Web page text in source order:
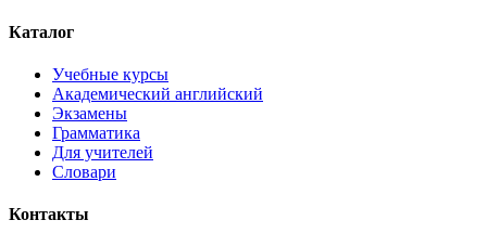
Каталог
Учебные курсы
Академический английский
Экзамены
Грамматика
Для учителей
Словари
Контакты